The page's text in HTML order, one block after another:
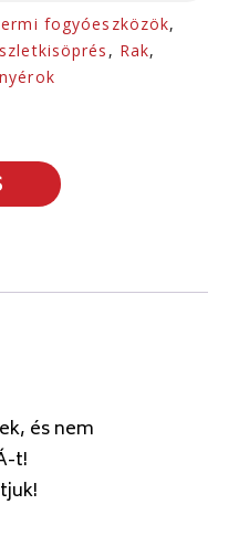
fogyóeszközök,
, Rak,
és nem
t!